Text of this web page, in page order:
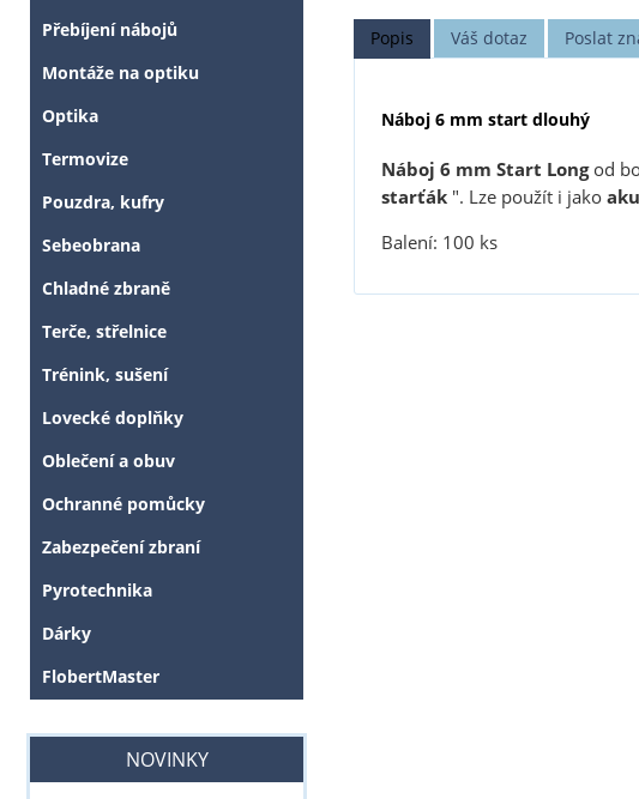
Popis Váš dotaz Poslat
Náboj 6 mm start dlouhý
Náboj 6 mm Start Longod
starťák ". Lze použít i jako
Balení: 100 ks
Přebíjení nábojů
Montáže na optiku
Optika
Termovize
Pouzdra, kufry
Sebeobrana
Chladné zbraně
Terče, střelnice
Trénink, sušení
Lovecké doplňky
Oblečení a obuv
Ochranné pomůcky
Zabezpečení zbraní
Pyrotechnika
Dárky
FlobertMaster
NOVINKY